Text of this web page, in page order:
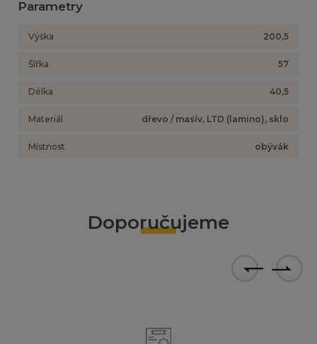
Parametry
Výška 200,5
Šířka 57
Délka 40,5
Materiál dřevo / masív, LTD (lamino), sklo
Místnost obývák
Doporučujeme